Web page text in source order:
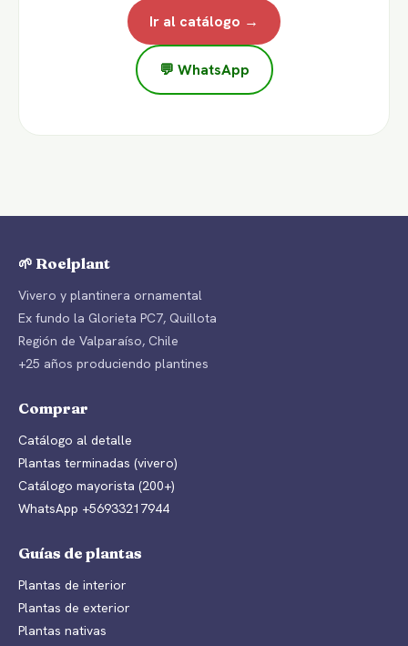
Ir al catálogo →
💬 WhatsApp
🌱 Roelplant
Vivero y plantinera ornamental
Ex fundo la Glorieta PC7, Quillota
Región de Valparaíso, Chile
+25 años produciendo plantines
Comprar
Catálogo al detalle
Plantas terminadas (vivero)
Catálogo mayorista (200+)
WhatsApp +56933217944
Guías de plantas
Plantas de interior
Plantas de exterior
Plantas nativas